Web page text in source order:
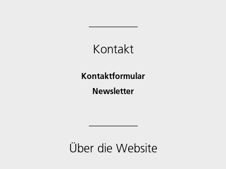
Kontakt
Kontaktformular
Newsletter
Über die Website